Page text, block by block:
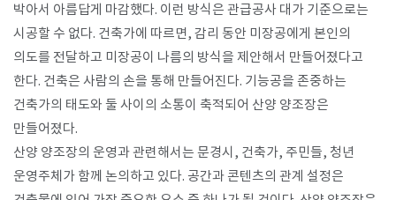
박아서 아름답게 마감했다. 이런 방식은 관급공사 대가 기준으로는
시공할 수 없다. 건축가에 따르면, 감리 동안 미장공에게 본인의
의도를 전달하고 미장공이 나름의 방식을 제안해서 만들어졌다고
한다. 건축은 사람의 손을 통해 만들어진다. 기능공을 존중하는
건축가의 태도와 둘 사이의 소통이 축적되어 산양 양조장은
만들어졌다.
산양 양조장의 운영과 관련해서는 문경시, 건축가, 주민들, 청년
운영주체가 함께 논의하고 있다. 공간과 콘텐츠의 관계 설정은